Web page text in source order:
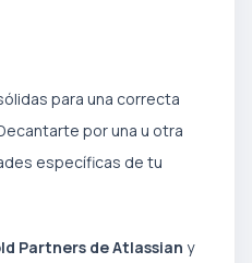
para una correcta
por una u otra
específicas de tu
Partners de Atlassian y